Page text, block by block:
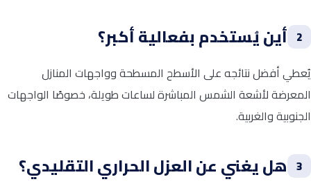
2 أين يُستخدم بفعالية أكبر؟
يُعطي أفضل نتائجه على الأسطح المسطحة وواجهات المنازل
المعرضة لأشعة الشمس المباشرة لساعات طويلة، خصوصًا الواجهات
الجنوبية والغربية.
3 هل يغني عن العزل الحراري التقليدي؟